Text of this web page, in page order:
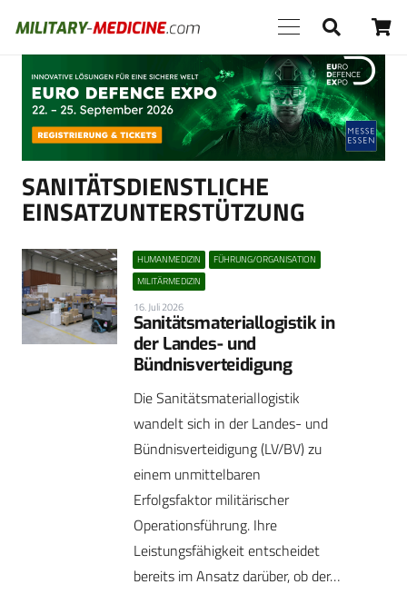
Anzeige
SANITÄTSDIENSTLICHE
EINSATZUNTERSTÜTZUNG
HUMANMEDIZIN
FÜHRUNG/ORGANISATION
MILITÄRMEDIZIN
16. Juli 2026
Sanitätsmateriallogistik in
der Landes- und
Bündnisverteidigung
Die Sanitätsmateriallogistik
wandelt sich in der Landes- und
Bündnisverteidigung (LV/BV) zu
einem unmittelbaren
Erfolgsfaktor militärischer
Operationsführung. Ihre
Leistungsfähigkeit entscheidet
bereits im Ansatz darüber, ob der…